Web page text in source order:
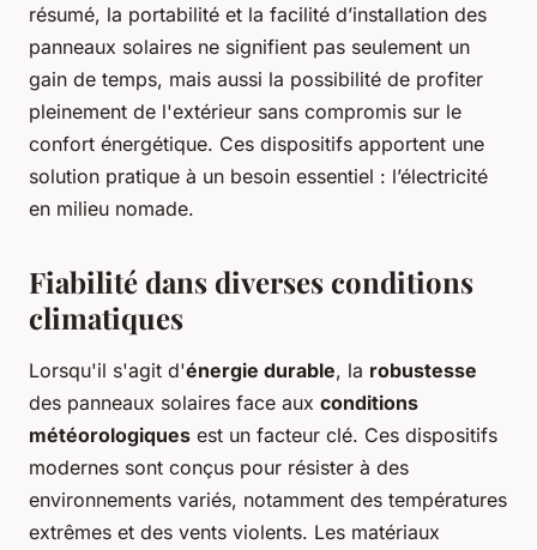
résumé, la portabilité et la facilité d’installation des
panneaux solaires ne signifient pas seulement un
gain de temps, mais aussi la possibilité de profiter
pleinement de l'extérieur sans compromis sur le
confort énergétique. Ces dispositifs apportent une
solution pratique à un besoin essentiel : l’électricité
en milieu nomade.
Fiabilité dans diverses conditions
climatiques
Lorsqu'il s'agit d'énergie durable, la robustesse
des panneaux solaires face aux conditions
météorologiques est un facteur clé. Ces dispositifs
modernes sont conçus pour résister à des
environnements variés, notamment des températures
extrêmes et des vents violents. Les matériaux